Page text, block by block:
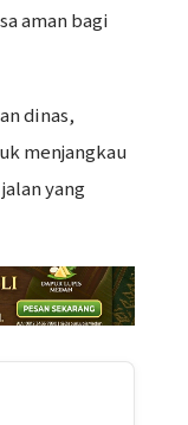
aman bagi
dinas,
menjangkau
yang